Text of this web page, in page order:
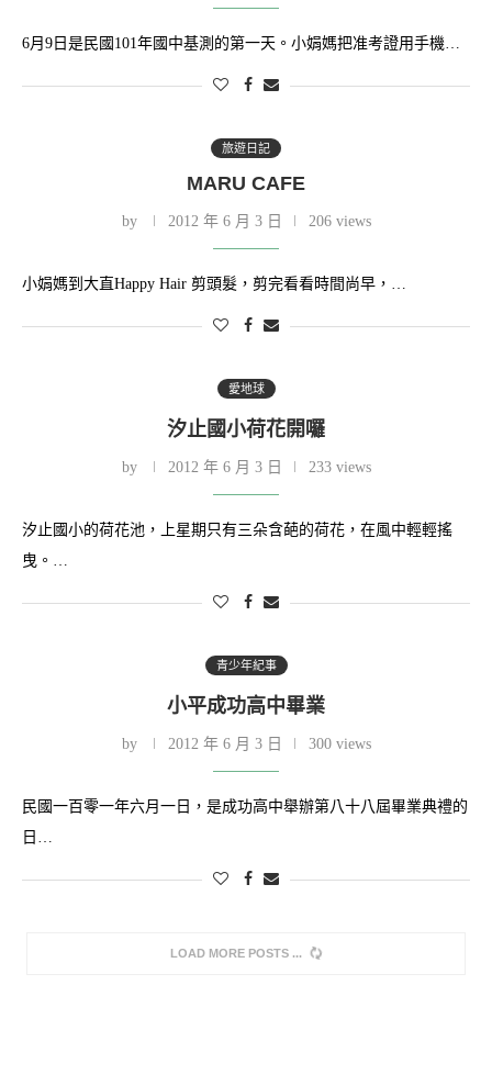
6月9日是民國101年國中基測的第一天。小娟媽把准考證用手機…
旅遊日記
MARU CAFE
by 2012 年 6 月 3 日 206 views
小娟媽到大直Happy Hair 剪頭髮，剪完看看時間尚早，…
愛地球
汐止國小荷花開囉
by 2012 年 6 月 3 日 233 views
汐止國小的荷花池，上星期只有三朵含葩的荷花，在風中輕輕搖
曳。…
青少年紀事
小平成功高中畢業
by 2012 年 6 月 3 日 300 views
民國一百零一年六月一日，是成功高中舉辦第八十八屆畢業典禮的
日…
LOAD MORE POSTS